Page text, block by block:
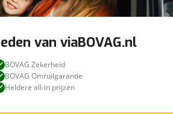
van viaBOVAG.nl
BOVAG Zekerheid
BOVAG Omruilgarantie
Heldere all-in prijzen